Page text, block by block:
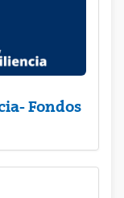
Fondos